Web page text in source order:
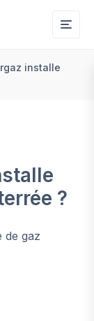
installe
?
de gaz